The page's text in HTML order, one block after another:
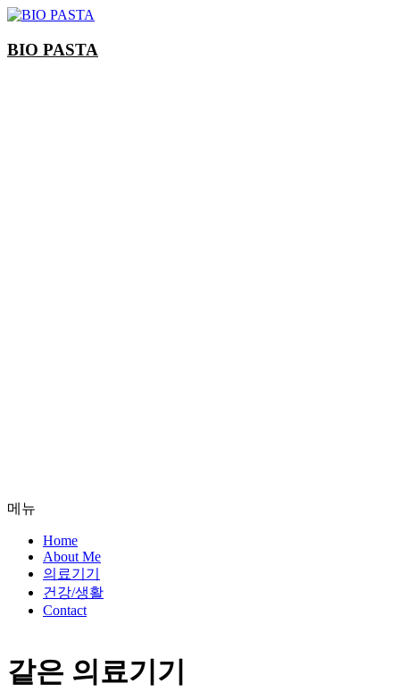
Skip
content
BIO PASTA
메뉴
Home
About Me
의료기기
건강/생활
Contact
같은 의료기기